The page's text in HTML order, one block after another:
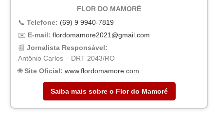
FLOR DO MAMORÉ
📞 Telefone: (69) 9 9940-7819
✉️ E-mail: flordomamore2021@gmail.com
📰 Jornalista Responsável:
Antônio Carlos – DRT 2043/RO
🌐Site Oficial: www.flordomamore.com
Saiba mais sobre o Flor do Mamoré